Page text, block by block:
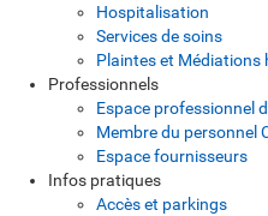
Hospitalisation
Services de soins
Plaintes et Médiations
Professionnels
Espace professionnel
Membre du personnel
Espace fournisseurs
Infos pratiques
Accès et parkings